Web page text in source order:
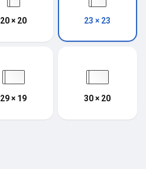
20 × 20 23 × 23
29 × 19 30 × 20